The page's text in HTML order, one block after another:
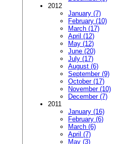
2012
January (7)
February (10)
March (17)
April (12)
May (12)
June (20)
July (17)
August (6)
September (9)
October (17)
November (10)
December (7)
2011
January (16)
February (6)
March (6)
April (7)
May (3)